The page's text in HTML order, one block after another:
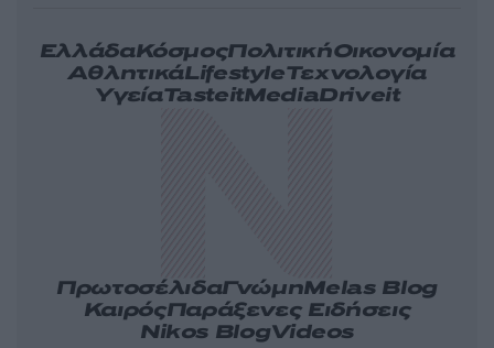
ΕλλάδαΚόσμοςΠολιτικήΟικονομία
ΑθλητικάLifestyleΤεχνολογία
ΥγείαTasteitMediaDriveit
ΠρωτοσέλιδαΓνώμηMelas Blog
ΚαιρόςΠαράξενες Ειδήσεις
Nikos BlogVideos